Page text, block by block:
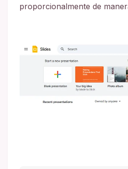
proporcionalmente de